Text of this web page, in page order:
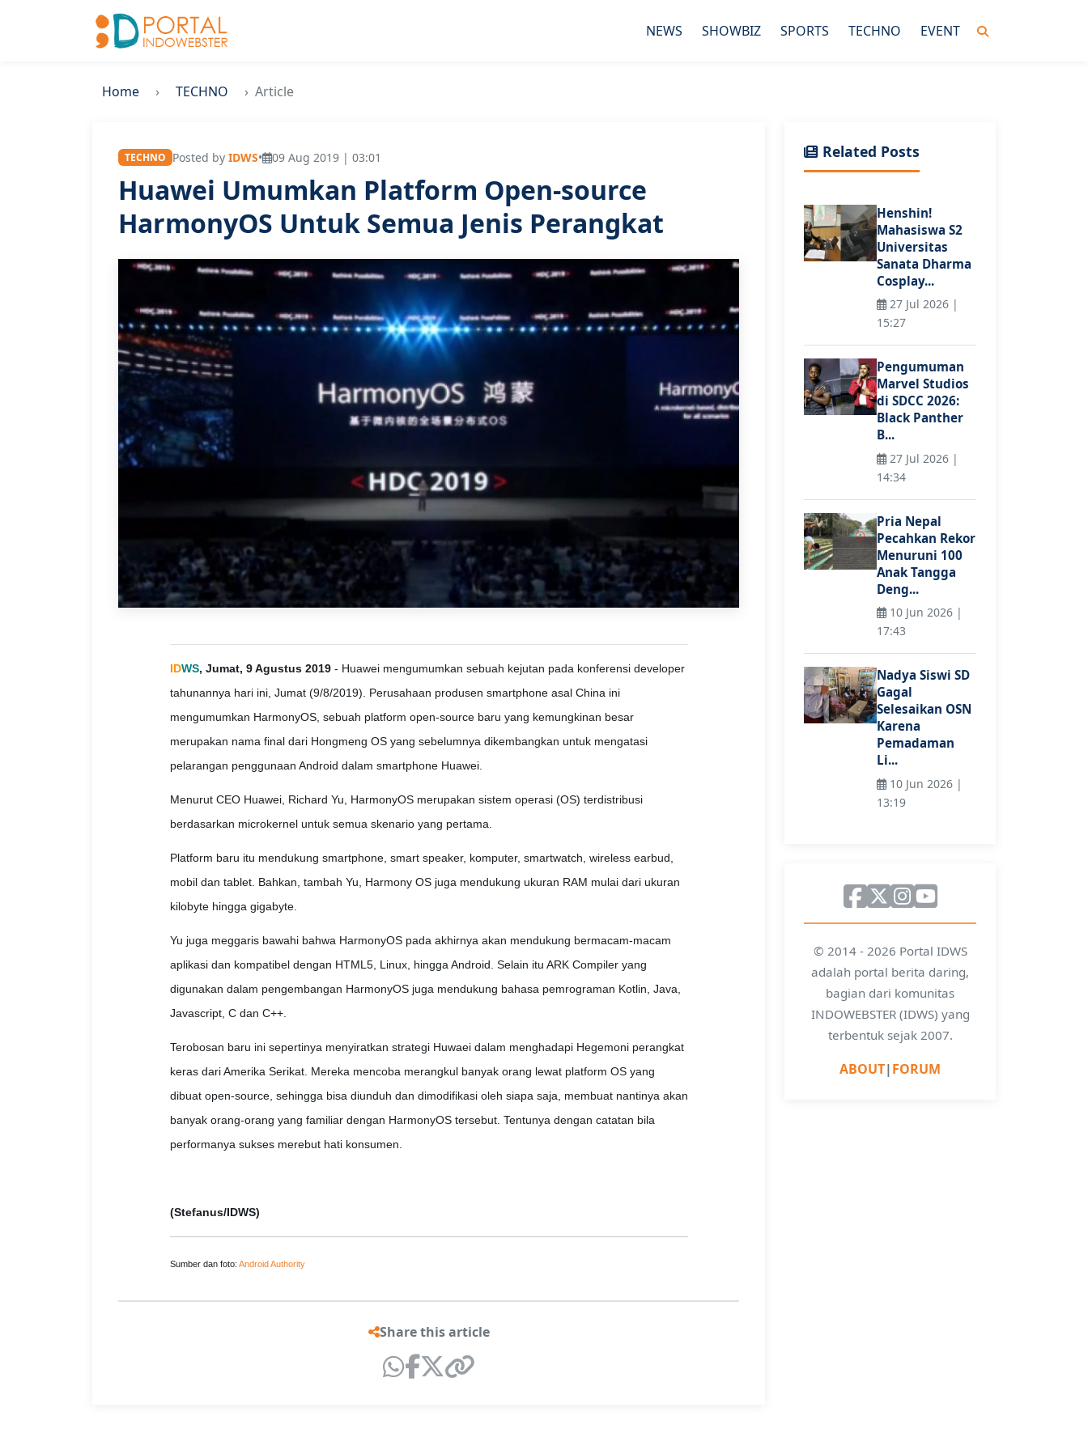
NEWS SHOWBIZ SPORTS TECHNO EVENT
Home TECHNO Article
TECHNO Posted by IDWS• 09 Aug 2019 | 03:01
Huawei Umumkan Platform Open-source
HarmonyOS Untuk Semua Jenis Perangkat
IDWS, Jumat, 9 Agustus 2019- Huawei mengumumkan sebuah kejutan pada konferensi developer
tahunannya hari ini, Jumat (9/8/2019). Perusahaan produsen smartphone asal China ini
mengumumkan HarmonyOS, sebuah platform open-source baru yang kemungkinan besar
merupakan nama final dari Hongmeng OS yang sebelumnya dikembangkan untuk mengatasi
pelarangan penggunaan Android dalam smartphone Huawei.
Menurut CEO Huawei, Richard Yu, HarmonyOS merupakan sistem operasi (OS) terdistribusi
berdasarkan microkernel untuk semua skenario yang pertama.
Platform baru itu mendukung smartphone, smart speaker, komputer, smartwatch, wireless earbud,
mobil dan tablet. Bahkan, tambah Yu, Harmony OS juga mendukung ukuran RAM mulai dari ukuran
kilobyte hingga gigabyte.
Yu juga meggaris bawahi bahwa HarmonyOS pada akhirnya akan mendukung bermacam-macam
aplikasi dan kompatibel dengan HTML5, Linux, hingga Android. Selain itu ARK Compiler yang
digunakan dalam pengembangan HarmonyOS juga mendukung bahasa pemrograman Kotlin, Java,
Javascript, C dan C++.
Terobosan baru ini sepertinya menyiratkan strategi Huwaei dalam menghadapi Hegemoni perangkat
keras dari Amerika Serikat. Mereka mencoba merangkul banyak orang lewat platform OS yang
dibuat open-source, sehingga bisa diunduh dan dimodifikasi oleh siapa saja, membuat nantinya akan
banyak orang-orang yang familiar dengan HarmonyOS tersebut. Tentunya dengan catatan bila
performanya sukses merebut hati konsumen.
(Stefanus/IDWS)
Sumber dan foto: Android Authority
Share this article
Related Posts
Henshin!
Mahasiswa S2
Universitas
Sanata Dharma
Cosplay...
27 Jul 2026 |
15:27
Pengumuman
Marvel Studios
di SDCC 2026:
Black Panther
B...
27 Jul 2026 |
14:34
Pria Nepal
Pecahkan Rekor
Menuruni 100
Anak Tangga
Deng...
10 Jun 2026 |
17:43
Nadya Siswi SD
Gagal
Selesaikan OSN
Karena
Pemadaman
Li...
10 Jun 2026 |
13:19
© 2014 - 2026 Portal IDWS
adalah portal berita daring,
bagian dari komunitas
INDOWEBSTER (IDWS) yang
terbentuk sejak 2007.
ABOUT|FORUM